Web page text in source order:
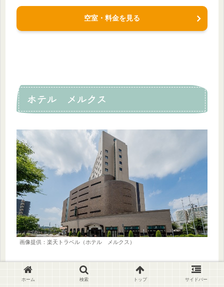
空室・料金を見る
ホテル メルクス
画像提供：楽天トラベル（ホテル メルクス）
楽天トラベル評価：
4.16（口コミ2,282件）
料金目安：
6,040円〜目安
ホーム 検索 トップ サイドバー